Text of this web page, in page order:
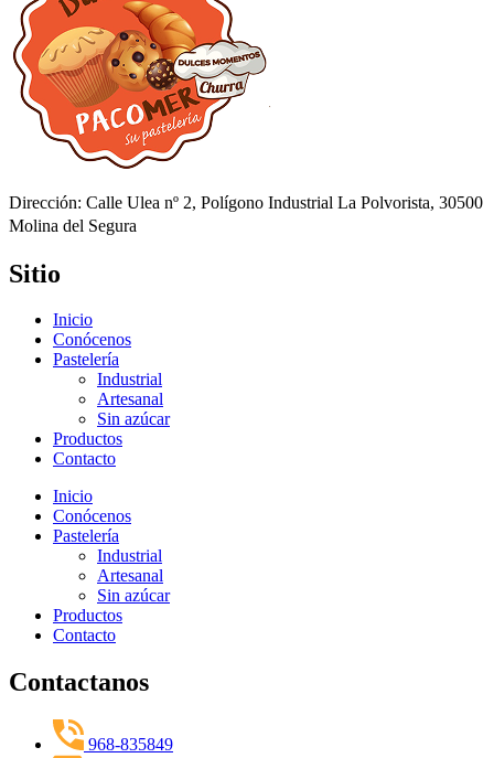
Dirección: Calle Ulea nº 2, Polígono Industrial La Polvorista, 30500
Molina del Segura
Sitio
Inicio
Conócenos
Pastelería
Industrial
Artesanal
Sin azúcar
Productos
Contacto
Inicio
Conócenos
Pastelería
Industrial
Artesanal
Sin azúcar
Productos
Contacto
Contactanos
968-835849